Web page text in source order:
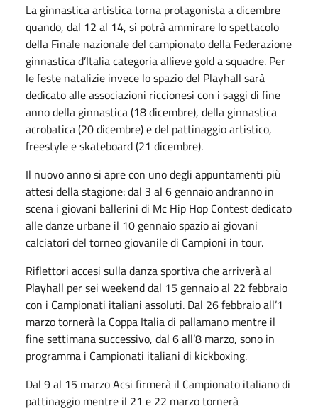
La ginnastica artistica torna protagonista a dicembre
quando, dal 12 al 14, si potrà ammirare lo spettacolo
della Finale nazionale del campionato della Federazione
ginnastica d’Italia categoria allieve gold a squadre. Per
le feste natalizie invece lo spazio del Playhall sarà
dedicato alle associazioni riccionesi con i saggi di fine
anno della ginnastica (18 dicembre), della ginnastica
acrobatica (20 dicembre) e del pattinaggio artistico,
freestyle e skateboard (21 dicembre).
Il nuovo anno si apre con uno degli appuntamenti più
attesi della stagione: dal 3 al 6 gennaio andranno in
scena i giovani ballerini di Mc Hip Hop Contest dedicato
alle danze urbane il 10 gennaio spazio ai giovani
calciatori del torneo giovanile di Campioni in tour.
Riflettori accesi sulla danza sportiva che arriverà al
Playhall per sei weekend dal 15 gennaio al 22 febbraio
con i Campionati italiani assoluti. Dal 26 febbraio all’1
marzo tornerà la Coppa Italia di pallamano mentre il
fine settimana successivo, dal 6 all’8 marzo, sono in
programma i Campionati italiani di kickboxing.
Dal 9 al 15 marzo Acsi firmerà il Campionato italiano di
pattinaggio mentre il 21 e 22 marzo tornerà